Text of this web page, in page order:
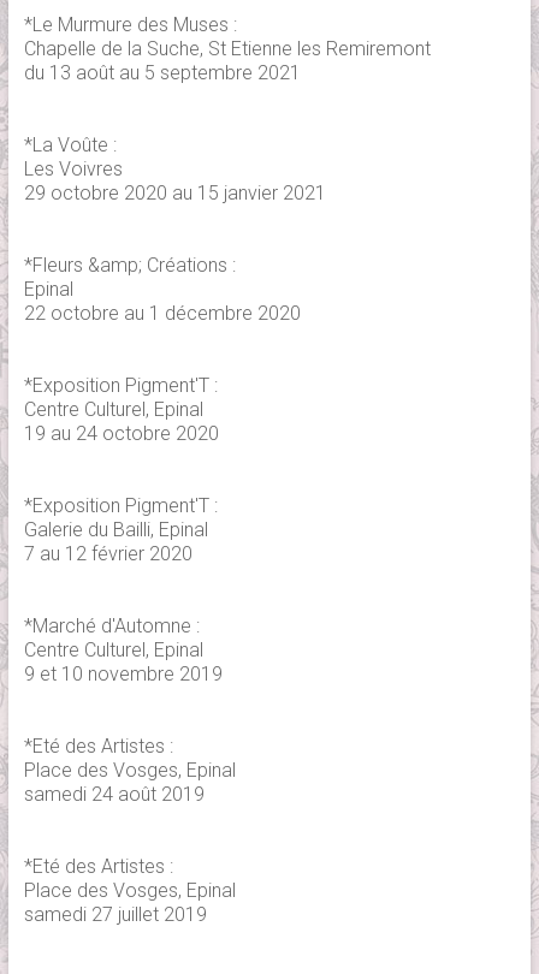
*Le Murmure des Muses :
Chapelle de la Suche, St Etienne les Remiremont
du 13 août au 5 septembre 2021
*La Voûte :
Les Voivres
29 octobre 2020 au 15 janvier 2021
*Fleurs &amp; Créations :
Epinal
22 octobre au 1 décembre 2020
*Exposition Pigment'T:
Centre Culturel, Epinal
19 au 24 octobre 2020
*Exposition Pigment'T:
Galerie du Bailli, Epinal
7 au 12 février 2020
*Marché d'Automne :
Centre Culturel, Epinal
9 et 10 novembre 2019
*Eté des Artistes :
Place des Vosges, Epinal
samedi 24 août 2019
*Eté des Artistes :
Place des Vosges, Epinal
samedi 27 juillet 2019